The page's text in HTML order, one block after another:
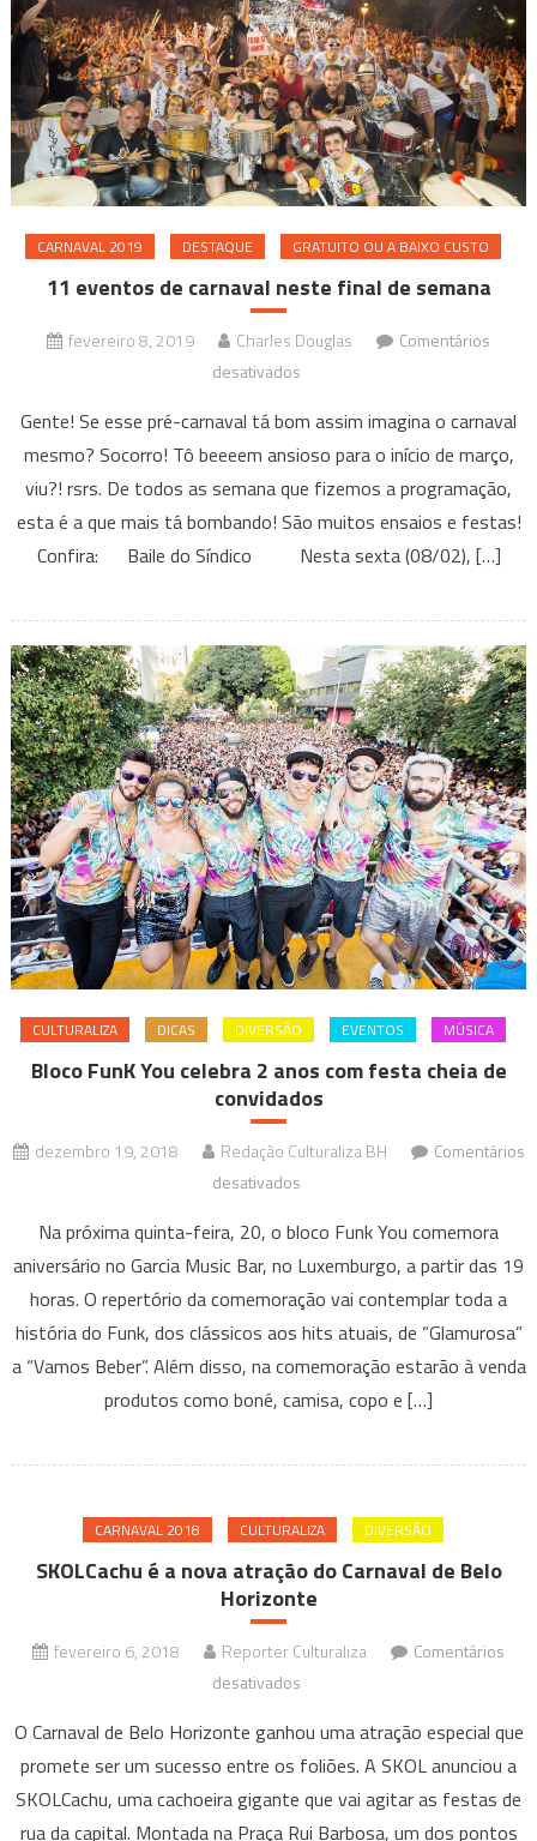
Lambuza
CARNAVAL 2019 DESTAQUE GRATUITO OU A BAIXO CUSTO
11 eventos de carnaval neste final de semana
fevereiro 8, 2019 Charles Douglas
Comentários
desativados
eventos
de
carnaval
neste
final
Gente! Se esse pré-carnaval tá bom assim imagina o carnaval
mesmo? Socorro! Tô beeeem ansioso para o início de março,
viu?! rsrs. De todos as semana que fizemos a programação,
esta é a que mais tá bombando! São muitos ensaios e festas!
Confira: Baile do Síndico Nesta sexta (08/02), […]
CULTURALIZA DICAS DIVERSÃO EVENTOS MÚSICA
Bloco FunK You celebra 2 anos com festa cheia de
convidados
dezembro 19, 2018 Redação Culturaliza BH
Comentários
desativados
FunK
You
celebra
2
anos
com
convidados
Na próxima quinta-feira, 20, o bloco Funk You comemora
aniversário no Garcia Music Bar, no Luxemburgo, a partir das 19
horas. O repertório da comemoração vai contemplar toda a
história do Funk, dos clássicos aos hits atuais, de “Glamurosa”
a “Vamos Beber”. Além disso, na comemoração estarão à venda
produtos como boné, camisa, copo e […]
CARNAVAL 2018 CULTURALIZA DIVERSÃO
SKOLCachu é a nova atração do Carnaval de Belo
Horizonte
fevereiro 6, 2018 Reporter Culturaliza
Comentários
desativados
é
a
nova
atração
O Carnaval de Belo Horizonte ganhou uma atração especial que
promete ser um sucesso entre os foliões. A SKOL anunciou a
SKOLCachu, uma cachoeira gigante que vai agitar as festas de
rua da capital. Montada na Praça Rui Barbosa, um dos pontos